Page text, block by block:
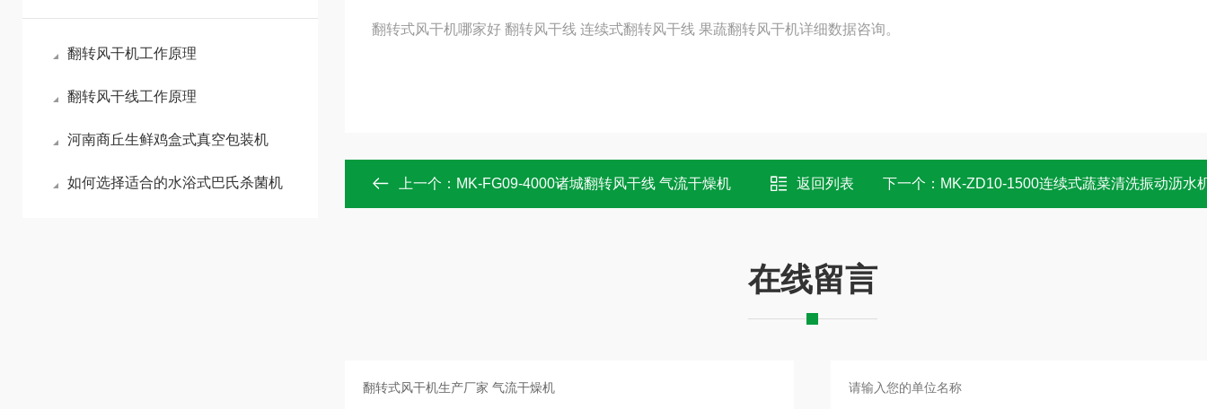
翻转风干机工作原理
翻转风干线工作原理
河南商丘生鲜鸡盒式真空包装机
如何选择适合的水浴式巴氏杀菌机
翻转式风干机哪家好 翻转风干线 连续式翻转风干线 果蔬翻转风干机详细数据咨询。
上一个： MK-FG09-4000诸城翻转风干线 气流干燥机 返回列表 下一个： MK-ZD10-1500连续式蔬菜清洗振动沥水机 振动
在线留言